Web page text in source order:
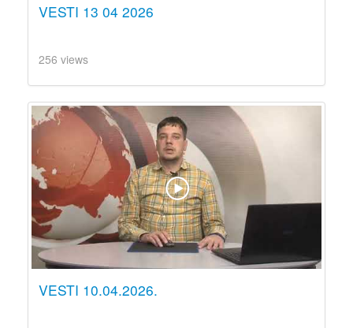
VESTI 13 04 2026
256 views
VESTI 10.04.2026.